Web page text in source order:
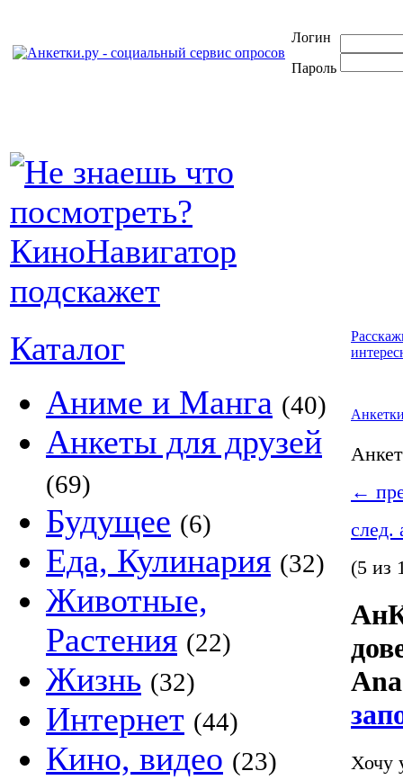
Логин
Пароль
Каталог
Аниме и Манга (40)
Анкеты для друзей
(69)
Будущее (6)
Еда, Кулинария (32)
Животные,
Растения (22)
Жизнь (32)
Интернет (44)
Кино, видео (23)
←
след.
(5 из
Хочу